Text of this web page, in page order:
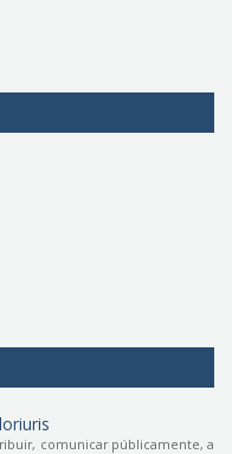
comunicar públicamente, a